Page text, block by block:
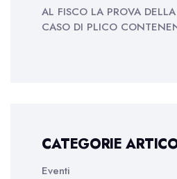
AL FISCO LA PROVA
CASO DI PLICO
CATEGORIE
Eventi